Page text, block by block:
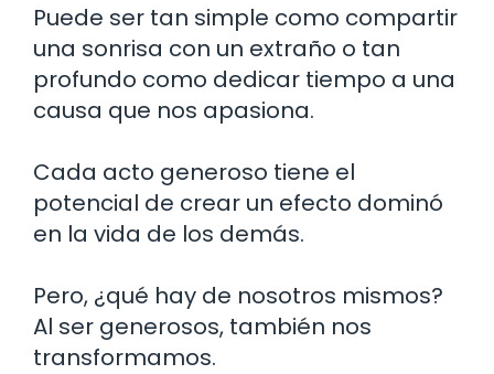
Puede ser tan simple como compartir
una sonrisa con un extraño o tan
profundo como dedicar tiempo a una
causa que nos apasiona.
Cada acto generoso tiene el
potencial de crear un efecto dominó
en la vida de los demás.
Pero, ¿qué hay de nosotros mismos?
Al ser generosos, también nos
transformamos.